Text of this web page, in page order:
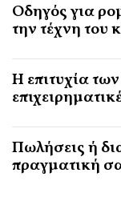
Οδηγός για
την τέχνη του
Η επιτυχία
Πωλήσεις ή
πραγματική